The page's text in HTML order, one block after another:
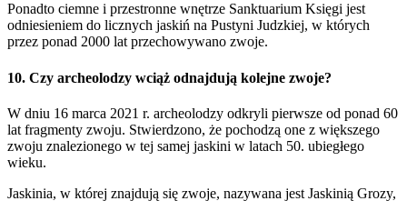
Ponadto ciemne i przestronne wnętrze Sanktuarium Księgi jest
odniesieniem do licznych jaskiń na Pustyni Judzkiej, w których
przez ponad 2000 lat przechowywano zwoje.
10. Czy archeolodzy wciąż odnajdują kolejne zwoje?
W dniu 16 marca 2021 r. archeolodzy odkryli pierwsze od ponad 60
lat fragmenty zwoju. Stwierdzono, że pochodzą one z większego
zwoju znalezionego w tej samej jaskini w latach 50. ubiegłego
wieku.
Jaskinia, w której znajdują się zwoje, nazywana jest Jaskinią Grozy,